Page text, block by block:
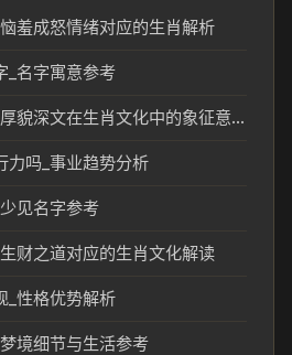
羞成怒情绪对应的生肖解析
_名字寓意参考
厚貌深文是什么生肖_厚貌深文在生肖文化中的象征意义
力吗_事业趋势分析
见名字参考
财之道对应的生肖文化解读
_性格优势解析
境细节与生活参考